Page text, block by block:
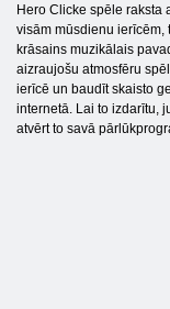
Hero Clicke spēle raksta
visām mūsdienu ierīcēm,
krāsains muzikālais
aizraujošu atmosfēru
ierīcē un baudīt skaisto
internetā. Lai to izdarītu,
atvērt to savā